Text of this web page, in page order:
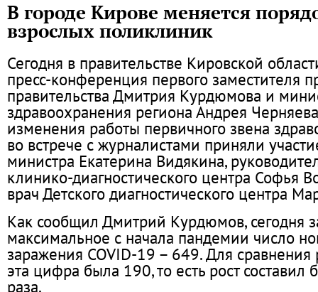
В городе Кирове меняется
взрослых поликлиник
Сегодня в правительстве Кировской
пресс-конференция первого заместителя
правительства Дмитрия Курдюмова и
здравоохранения региона Андрея
изменения работы первичного звена
во встрече с журналистами приняли
министра Екатерина Видякина,
клинико-диагностического центра Софья
врач Детского диагностического центра
Как сообщил Дмитрий Курдюмов, сегодня
максимальное с начала пандемии число
заражения COVID-19 – 649. Для сравнения
эта цифра была 190, то есть рост составил
раза.